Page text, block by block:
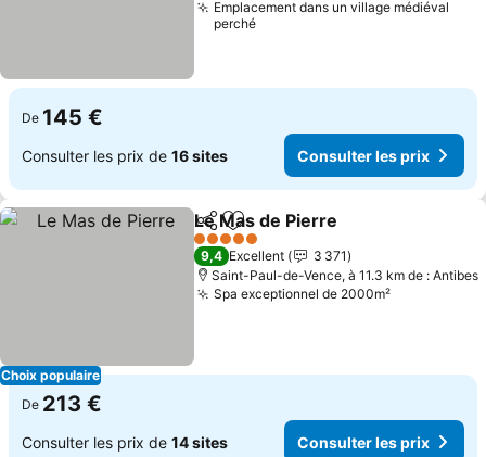
Emplacement dans un village médiéval
perché
De 145 €
Consulter les prix de 16 sites Consulter les prix
Choix populaire
PartagerAjouter à mes favoris
Le Mas de Pierre
5 Étoiles
9,4 Excellent
3 371
Saint-Paul-de-Vence, à 11.3 km de : Antibes
Spa exceptionnel de 2000m²Consulter
De 213 €
Consulter les prix de 14 sites Consulter les prix